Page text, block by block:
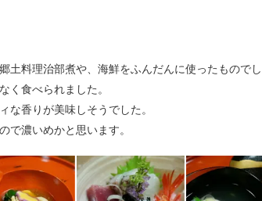
土料理治部煮や、海鮮をふんだんに使ったものでし
く食べられました。
な香りが美味しそうでした。
で濃いめかと思います。